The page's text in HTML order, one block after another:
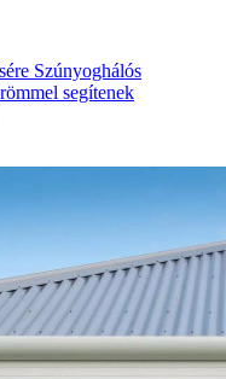
Szúnyoghálós
segítenek